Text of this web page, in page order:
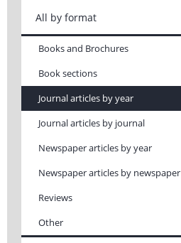
All by format
Books and Brochures
Book sections
Journal articles by year
Journal articles by journal
Newspaper articles by year
Newspaper articles by newspaper
Reviews
Other